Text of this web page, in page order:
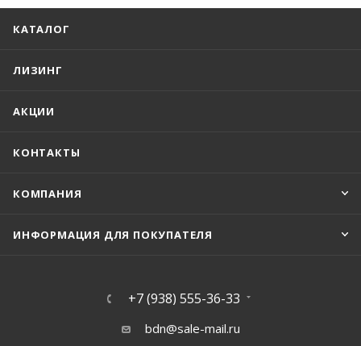
КАТАЛОГ
ЛИЗИНГ
АКЦИИ
КОНТАКТЫ
КОМПАНИЯ
ИНФОРМАЦИЯ ДЛЯ ПОКУПАТЕЛЯ
+7 (938) 555-36-33
bdn@sale-mail.ru